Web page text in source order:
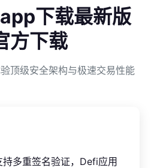
下载最新版
方下载
顶级安全架构与极速交易性能
多重签名验证，Defi应用